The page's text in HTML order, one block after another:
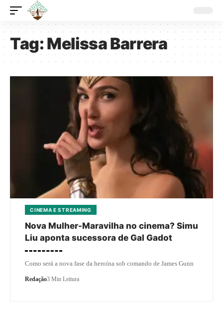
Tag:Melissa Barrera
CINEMA E STREAMING
Nova Mulher-Maravilha no cinema? Simu
Liu aponta sucessora de Gal Gadot
Como será a nova fase da heroína sob comando de James Gunn
Redação3 Min Leitura